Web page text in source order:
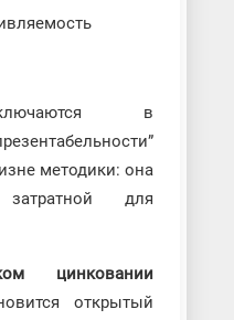
в
методики: она
для
цинковании
открытый